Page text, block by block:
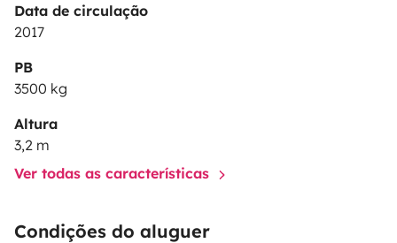
Data de circulação
2017
PB
3500 kg
Altura
3,2 m
Ver todas as características
Condições do aluguer